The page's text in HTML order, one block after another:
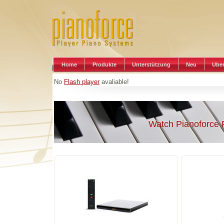
Home Produkte Unterstützung Neu
No Flash playeravaliable!
Watch Pianoforce